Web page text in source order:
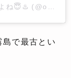
ね😇♨️
島で最古とい